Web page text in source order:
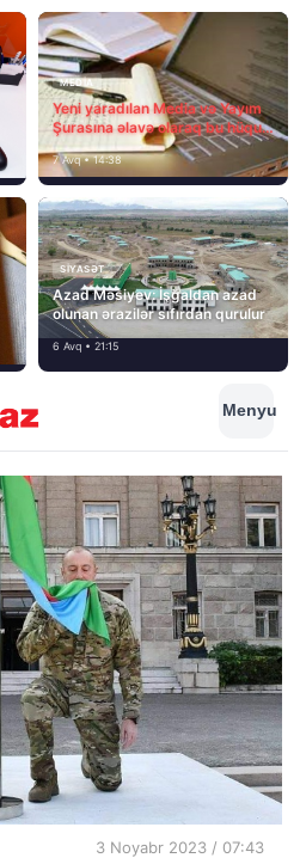
MEDİA
Yeni yaradılan Media və Yayım
Şurasına əlavə olaraq bu hüquq
və vəzifələr də verilib
7 Avq • 14:38
SIYASƏT
Azad Məsiyev: İşğaldan azad
olunan ərazilər sıfırdan qurulur
6 Avq • 21:15
Menyu
3 Noyabr 2023 / 07:43